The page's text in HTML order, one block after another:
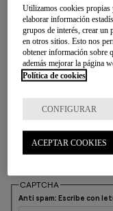
Código postal
Mensaje
CAPTCHA
Anti spam: Escribe con
Utilizamos cookies propias
elaborar información
grupos de interés, crear un
en otros sitios. Esto nos
obtener información sobre
además mejorar la página
Política de cookies
CONFIGURAR
ACEPTAR COOKIES